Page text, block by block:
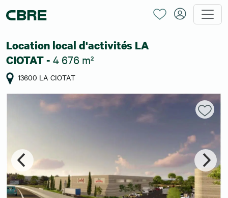
Location local d'activités LA
CIOTAT - 4 676 m²
13600 LA CIOTAT